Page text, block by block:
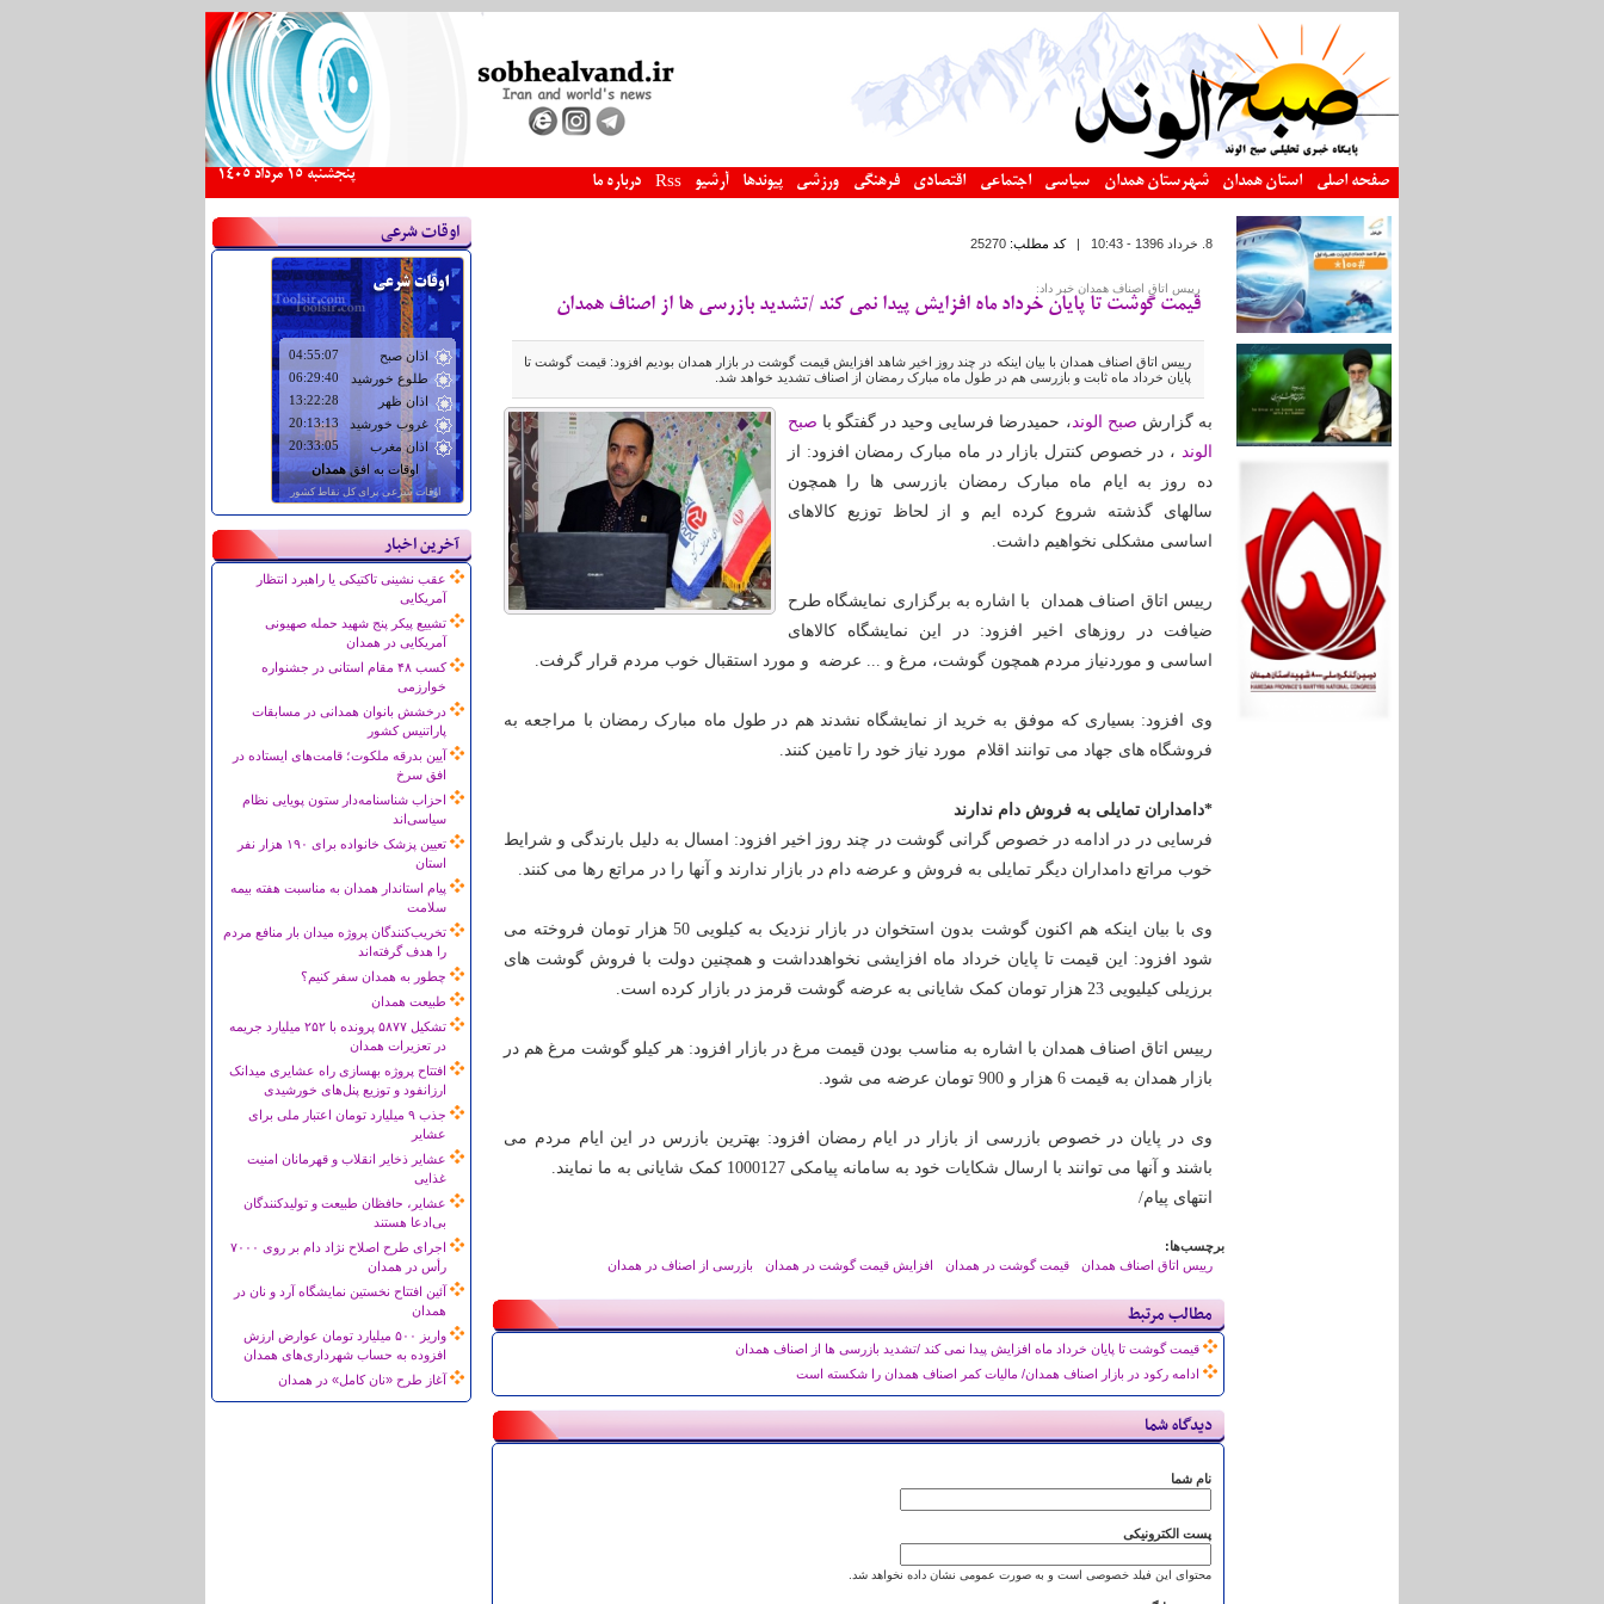
صفحه اصلی استان همدان شهرستان همدان سیاسی اجتماعی اقتصادی فرهنگی ورزشی پیوندها آرشیو Rss درباره ما پنجشنبه 15 مرداد 1405
اوقات شرعی
آخرین اخبار
عقب نشینی تاکتیکی یا راهبرد انتظار
آمریکایی
تشییع پیکر پنج شهید حمله صهیونی
آمریکایی در همدان
کسب ۴۸ مقام استانی در جشنواره
خوارزمی
درخشش بانوان همدانی در مسابقات
پاراتنیس کشور
آیین بدرقه ملکوت؛ قامت‌های ایستاده در
افق سرخ
احزاب شناسنامه‌دار ستون پویایی نظام
سیاسی‌اند
تعیین پزشک خانواده برای ۱۹۰ هزار نفر
استان
پیام استاندار همدان به مناسبت هفته بیمه
سلامت
تخریب‌کنندگان پروژه میدان بار منافع مردم
را هدف گرفته‌اند
چطور به همدان سفر کنیم؟
طبیعت همدان
تشکیل ۵۸۷۷ پرونده با ۲۵۲ میلیارد جریمه
در تعزیرات همدان
افتتاح پروژه بهسازی راه عشایری میدانک
ارزانفود و توزیع پنل‌های خورشیدی
جذب ۹ میلیارد تومان اعتبار ملی برای
عشایر
عشایر ذخایر انقلاب و قهرمانان امنیت
غذایی
عشایر، حافظان طبیعت و تولیدکنندگان
بی‌ادعا هستند
اجرای طرح اصلاح نژاد دام بر روی ۷۰۰۰
رأس در همدان
آئین افتتاح نخستین نمایشگاه آرد و نان در
همدان
واریز ۵۰۰ میلیارد تومان عوارض ارزش
افزوده به حساب شهرداری‌های همدان
آغاز طرح «نان کامل» در همدان
8. خرداد 1396 - 10:43 |کد مطلب:25270
رییس اتاق اصناف همدان خبر داد:
قیمت گوشت تا پایان خرداد ماه افزایش پیدا نمی کند /تشدید بازرسی ها از اصناف همدان
رییس اتاق اصناف همدان با بیان اینکه در چند روز اخیر شاهد افزایش قیمت گوشت در بازار همدان بودیم افزود: قیمت گوشت تا
پایان خرداد ماه ثابت و بازرسی هم در طول ماه مبارک رمضان از اصناف تشدید خواهد شد.
به گزارش صبح الوند ، حمیدرضا فرسایی وحید در گفتگو با صبح
الوند ، در خصوص کنترل بازار در ماه مبارک رمضان افزود: از
ده روز به ایام ماه مبارک رمضان بازرسی ها را همچون
سالهای گذشته شروع کرده ایم و از لحاظ توزیع کالاهای
اساسی مشکلی نخواهیم داشت.
رییس اتاق اصناف همدان با اشاره به برگزاری نمایشگاه طرح
ضیافت در روزهای اخیر افزود: در این نمایشگاه کالاهای
اساسی و موردنیاز مردم همچون گوشت، مرغ و ... عرضه و مورد استقبال خوب مردم قرار گرفت.
وی افزود: بسیاری که موفق به خرید از نمایشگاه نشدند هم در طول ماه مبارک رمضان با مراجعه به
فروشگاه های جهاد می توانند اقلام مورد نیاز خود را تامین کنند.
*دامداران تمایلی به فروش دام ندارند
فرسایی در در ادامه در خصوص گرانی گوشت در چند روز اخیر افزود: امسال به دلیل بارندگی و شرایط
خوب مراتع دامداران دیگر تمایلی به فروش و عرضه دام در بازار ندارند و آنها را در مراتع رها می کنند.
وی با بیان اینکه هم اکنون گوشت بدون استخوان در بازار نزدیک به کیلویی 50 هزار تومان فروخته می
شود افزود: این قیمت تا پایان خرداد ماه افزایشی نخواهدداشت و همچنین دولت با فروش گوشت های
برزیلی کیلیویی 23 هزار تومان کمک شایانی به عرضه گوشت قرمز در بازار کرده است.
رییس اتاق اصناف همدان با اشاره به مناسب بودن قیمت مرغ در بازار افزود: هر کیلو گوشت مرغ هم در
بازار همدان به قیمت 6 هزار و 900 تومان عرضه می شود.
وی در پایان در خصوص بازرسی از بازار در ایام رمضان افزود: بهترین بازرس در این ایام مردم می
باشند و آنها می توانند با ارسال شکایات خود به سامانه پیامکی 1000127 کمک شایانی به ما نمایند.
انتهای پیام/
برچسب‌ها:
رییس اتاق اصناف همدان
قیمت گوشت در همدان افزایش قیمت گوشت در همدان بازرسی از اصناف در همدان
مطالب مرتبط
قیمت گوشت تا پایان خرداد ماه افزایش پیدا نمی کند /تشدید بازرسی ها از اصناف همدان
ادامه رکود در بازار اصناف همدان/ مالیات کمر اصناف همدان را شکسته است
دیدگاه شما
نام شما
پست الکترونیکی
محتوای این فیلد خصوصی است و به صورت عمومی نشان داده نخواهد شد.